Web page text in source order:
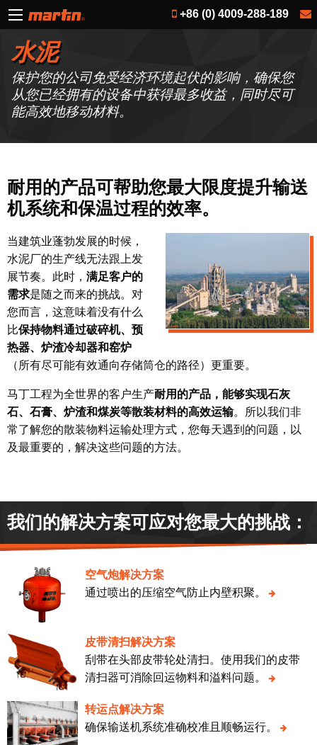
+86 (0) 4009-288-189
水泥
保护您的公司免受经济环境起伏的影响，确保您
从您已经拥有的设备中获得最多收益，同时尽可
能高效地移动材料。
耐用的产品可帮助您最大限度提升输送
机系统和保温过程的效率。
当建筑业蓬勃发展的时候，
水泥厂的生产线无法跟上发
展节奏。此时， 满足客户的
需求是随之而来的挑战。对
您而言，这意味着没有什么
比保持物料通过破碎机、预
热器、炉渣冷却器和窑炉
（所有尽可能有效通向存储筒仓的路径）更重要。
马丁工程为全世界的客户生产耐用的产品，能够实现石灰
石、石膏、炉渣和煤炭等散装材料的高效运输。所以我们非
常了解您的散装物料运输处理方式，您每天遇到的问题，以
及最重要的，解决这些问题的方法。
我们的解决方案可应对您最大的挑战：
空气炮解决方案
通过喷出的压缩空气防止内壁积聚。
皮带清扫解决方案
刮带在头部皮带轮处清扫。使用我们的皮带
清扫器可消除回运物料和溢料问题。
转运点解决方案
确保输送机系统准确校准且顺畅运行。